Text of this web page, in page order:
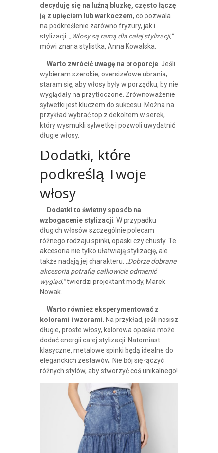
decyduję się na luźną bluzkę, często łączę
ją z upięciem lub warkoczem, co pozwala
na podkreślenie zarówno fryzury, jak i
stylizacji. „Włosy są ramą dla całej stylizacji,”
mówi znana stylistka, Anna Kowalska.
Warto zwrócić uwagę na proporcje. Jeśli
wybieram szerokie, oversize’owe ubrania,
staram się, aby włosy były w porządku, by nie
wyglądały na przytłoczone. Zrównoważenie
sylwetki jest kluczem do sukcesu. Można na
przykład wybrać top z dekoltem w serek,
który wysmukli sylwetkę i pozwoli uwydatnić
długie włosy.
Dodatki, które
podkreślą Twoje
włosy
Dodatki to świetny sposób na
wzbogacenie stylizacji. W przypadku
długich włosów szczególnie polecam
różnego rodzaju spinki, opaski czy chusty. Te
akcesoria nie tylko ułatwiają stylizację, ale
także nadają jej charakteru. „Dobrze dobrane
akcesoria potrafią całkowicie odmienić
wygląd,”twierdzi projektant mody, Marek
Nowak.
Warto również eksperymentować z
kolorami i wzorami. Na przykład, jeśli nosisz
długie, proste włosy, kolorowa opaska może
dodać energii całej stylizacji. Natomiast
klasyczne, metalowe spinki będą idealne do
eleganckich zestawów. Nie bój się łączyć
różnych stylów, aby stworzyć coś unikalnego!